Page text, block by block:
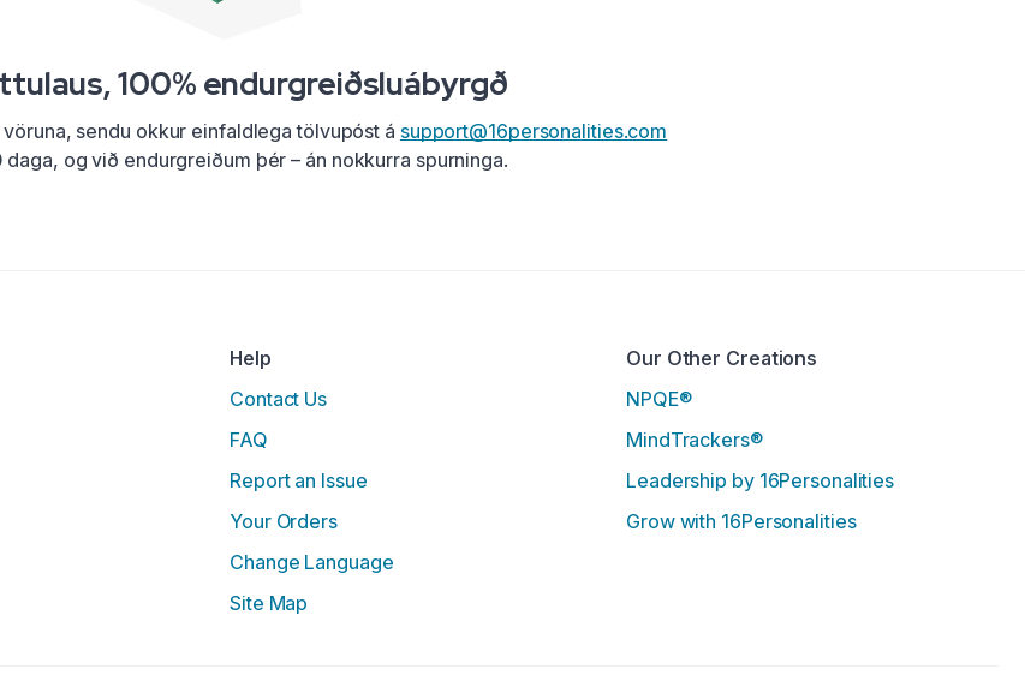
100% endurgreiðsluábyrgð
sendu okkur einfaldlega tölvupóst á support@16personalities.com
daga, og við endurgreiðum þér – án nokkurra spurninga.
Help
Contact Us
FAQ
Report an Issue
Your Orders
Change Language
Site Map
Our Other Creations
NPQE®
MindTrackers®
Leadership by 16Personalities
Grow with 16Personalities